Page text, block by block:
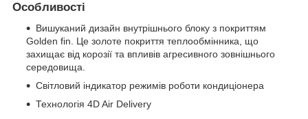
Особливості
Вишуканий дизайн внутрішнього блоку з покриттям
Golden fin. Це золоте покриття теплообмінника, що
захищає від корозії та впливів агресивного зовнішнього
середовища.
Світловий індикатор режимів роботи кондиціонера
Технологія 4D Air Delivery